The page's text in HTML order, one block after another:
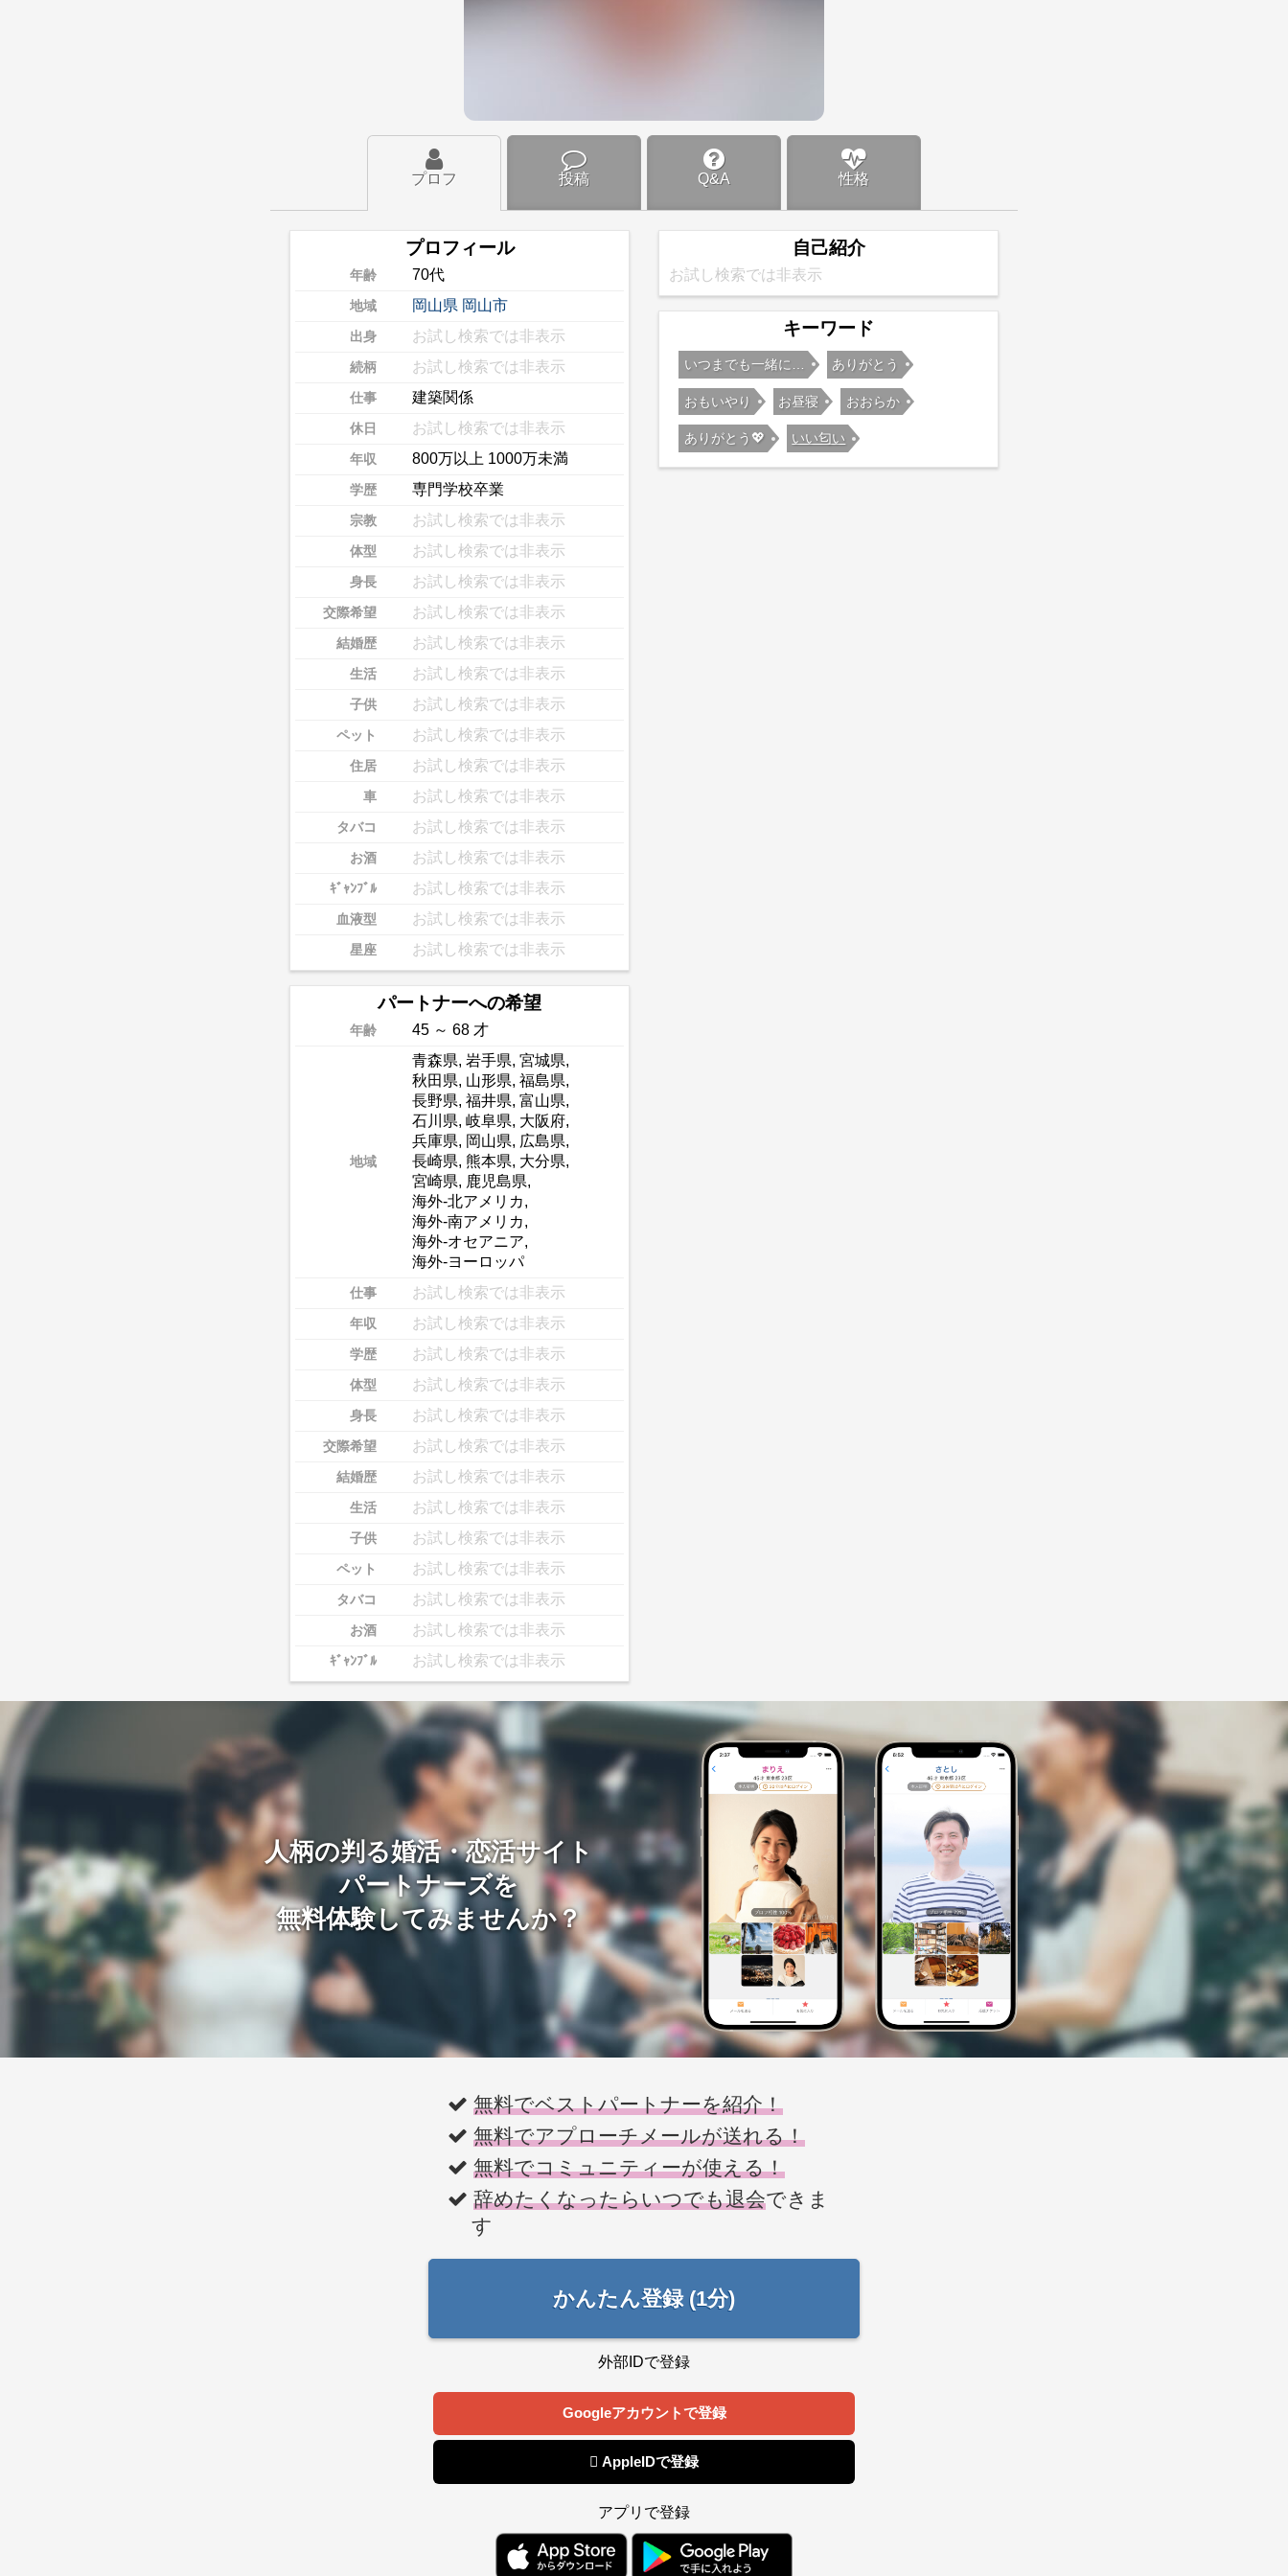
プロフ 投稿 Q&A 性格
プロフィール
年齢 70代
地域 岡山県 岡山市
出身 お試し検索では非表示
続柄 お試し検索では非表示
仕事 建築関係
休日 お試し検索では非表示
年収 800万以上 1000万未満
学歴 専門学校卒業
宗教 お試し検索では非表示
体型 お試し検索では非表示
身長 お試し検索では非表示
交際希望 お試し検索では非表示
結婚歴 お試し検索では非表示
生活 お試し検索では非表示
子供 お試し検索では非表示
ペット お試し検索では非表示
住居 お試し検索では非表示
車 お試し検索では非表示
タバコ お試し検索では非表示
お酒 お試し検索では非表示
ｷﾞｬﾝﾌﾞﾙ お試し検索では非表示
血液型 お試し検索では非表示
星座 お試し検索では非表示
パートナーへの希望
年齢 45 ～ 68 才
地域
青森県, 岩手県, 宮城県,
秋田県, 山形県, 福島県,
長野県, 福井県, 富山県,
石川県, 岐阜県, 大阪府,
兵庫県, 岡山県, 広島県,
長崎県, 熊本県, 大分県,
宮崎県, 鹿児島県,
海外-北アメリカ,
海外-南アメリカ,
海外-オセアニア,
海外-ヨーロッパ
仕事 お試し検索では非表示
年収 お試し検索では非表示
学歴 お試し検索では非表示
体型 お試し検索では非表示
身長 お試し検索では非表示
交際希望 お試し検索では非表示
結婚歴 お試し検索では非表示
生活 お試し検索では非表示
子供 お試し検索では非表示
ペット お試し検索では非表示
タバコ お試し検索では非表示
お酒 お試し検索では非表示
ｷﾞｬﾝﾌﾞﾙ お試し検索では非表示
自己紹介
お試し検索では非表示
キーワード
いつまでも一緒に… ありがとう
おもいやり お昼寝 おおらか
ありがとう💖 いい匂い
人柄の判る婚活・恋活サイト
パートナーズを
無料体験してみませんか？
無料でベストパートナーを紹介！
無料でアプローチメールが送れる！
無料でコミュニティーが使える！
辞めたくなったらいつでも退会できま
す
かんたん登録 (1分)
外部IDで登録
Googleアカウントで登録
 AppleIDで登録
アプリで登録